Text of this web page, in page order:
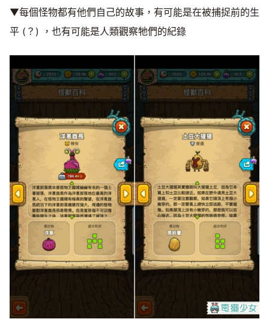
▼每個怪物都有他們自己的故事，有可能是在被捕捉前的生
平 (？) ，也有可能是人類觀察牠們的紀錄